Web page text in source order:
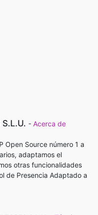
S.L.U. - Acerca de
Open Source número 1 a
adaptamos el
otras funcionalidades
de Presencia Adaptado a